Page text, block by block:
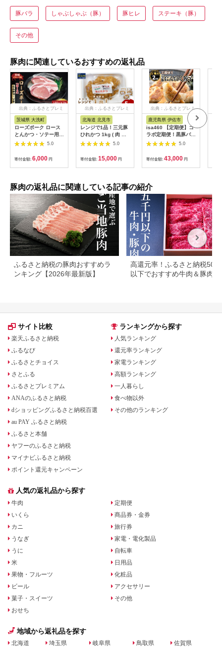
豚バラ しゃぶしゃぶ（豚） 豚ヒレ ステーキ（豚）
その他
豚肉に関連しているおすすめの返礼品
出典：ふるさとプレミ
茨城県 大洗町
ローズポーク ロース
とんかつ・ソテー用
約280g (140g×2枚) (
茨城県共通返礼品・茨
城県産 ) ブランド豚
茨城 国産 豚肉 冷凍
とんかつ ソテー
5.0
寄付金額: 6,000 円
出典：ふるさとプレミ
北海道 北見市
レンジで1品！三元豚
ひれかつ 1kg ( 肉 豚
肉 ヒレ 揚げ物 総菜
冷凍 簡単調理 )【136-
5.0
寄付金額: 15,000 円
出典：ふるさとプレミ
アム
鹿児島県 伊佐市
isa460 【定期便】コ
ラボ定期便！黒豚バラ
エティー定期便 (全3
回) 定期便 コラボ定期
便 黒豚 豚 ぶた ロー
ス バラ スライス 生餃
子 冷凍食品 おつまみ
キョーミート株式会
社・工房ゆう】
5.0
寄付金額: 43,000 円
豚肉の返礼品に関連している記事の紹介
ふるさと納税の豚肉おすすめラ
ンキング【2026年最新版】
高還元率！ふるさと納税
以下でおすすめ牛肉＆豚肉ラ
サイト比較
楽天ふるさと納税
ふるなび
ふるさとチョイス
さとふる
ふるさとプレミアム
ANAのふるさと納税
dショッピングふるさと納税百選
au PAY ふるさと納税
ふるさと本舗
ヤフーのふるさと納税
マイナビふるさと納税
ポイント還元キャンペーン
ランキングから探す
人気ランキング
還元率ランキング
家電ランキング
高額ランキング
一人暮らし
食べ物以外
その他のランキング
人気の返礼品から探す
牛肉
いくら
カニ
うなぎ
うに
米
果物・フルーツ
ビール
菓子・スイーツ
おせち
定期便
商品券・金券
旅行券
家電・電化製品
自転車
日用品
化粧品
アクセサリー
その他
地域から返礼品を探す
北海道 埼玉県 岐阜県 鳥取県 佐賀県